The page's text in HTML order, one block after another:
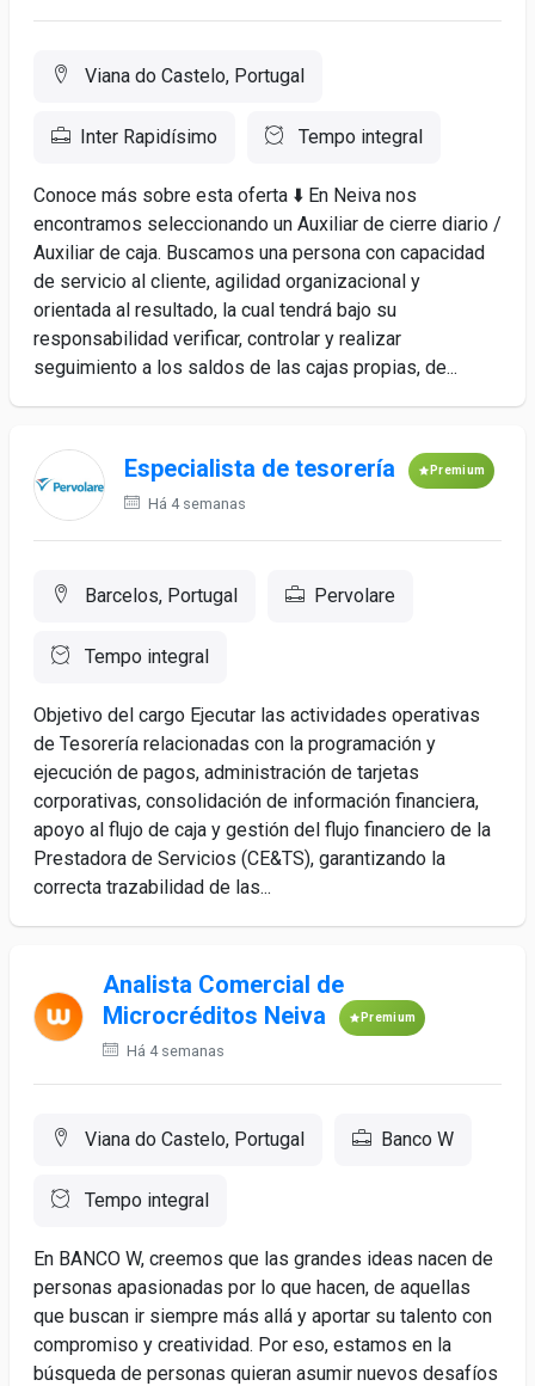
Viana do Castelo, Portugal
Inter Rapidísimo Tempo integral
Conoce más sobre esta oferta ⬇️ En Neiva nos
encontramos seleccionando un Auxiliar de cierre diario /
Auxiliar de caja. Buscamos una persona con capacidad
de servicio al cliente, agilidad organizacional y
orientada al resultado, la cual tendrá bajo su
responsabilidad verificar, controlar y realizar
seguimiento a los saldos de las cajas propias, de...
Especialista de tesorería Premium
Há 4 semanas
Barcelos, Portugal Pervolare
Tempo integral
Objetivo del cargo Ejecutar las actividades operativas
de Tesorería relacionadas con la programación y
ejecución de pagos, administración de tarjetas
corporativas, consolidación de información financiera,
apoyo al flujo de caja y gestión del flujo financiero de la
Prestadora de Servicios (CE&TS), garantizando la
correcta trazabilidad de las...
Analista Comercial de
Microcréditos Neiva
Premium
Há 4 semanas
Viana do Castelo, Portugal Banco W
Tempo integral
En BANCO W, creemos que las grandes ideas nacen de
personas apasionadas por lo que hacen, de aquellas
que buscan ir siempre más allá y aportar su talento con
compromiso y creatividad. Por eso, estamos en la
búsqueda de personas quieran asumir nuevos desafíos